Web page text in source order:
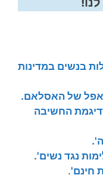
בנשים במדינות
של האסלאם.
החשיבה
נגד נשים'.
חינם'.